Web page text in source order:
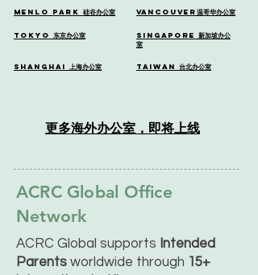
Menlo Park 硅谷办公室
Tokyo 东京办公室
Shanghai 上海办公室
Vancouver温哥华办公室
Singapore 新加坡办公
室
Taiwan 台北办公室
更多海外办公室，即将上线
ACRC Global Office
Network
ACRC Global supports Intended
Parents worldwide through 15+